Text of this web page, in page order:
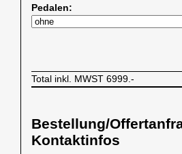
Pedalen:
Total inkl. MWST 6999.-
Bestellung/
Kontaktinfos